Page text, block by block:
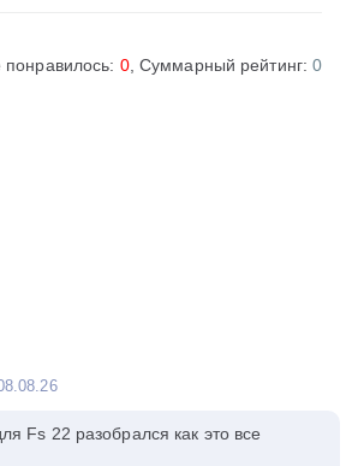
понравилось: 0, Суммарный рейтинг:0
Fs 22 разобрался как это все